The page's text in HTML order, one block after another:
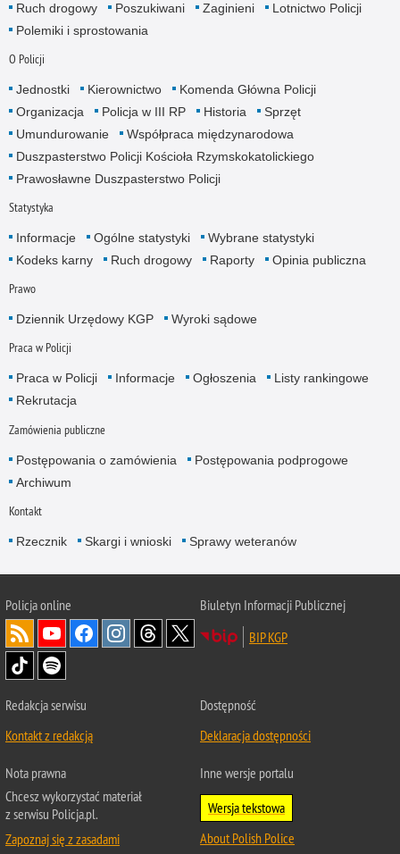
Ruch drogowy
Poszukiwani Zaginieni
Lotnictwo Policji
Polemiki i sprostowania
O Policji
Jednostki Kierownictwo
Komenda Główna Policji
Organizacja
Policja w III RP Historia
Sprzęt
Umundurowanie
Współpraca międzynarodowa
Duszpasterstwo Policji Kościoła Rzymskokatolickiego
Prawosławne Duszpasterstwo Policji
Statystyka
Informacje Ogólne statystyki
Wybrane statystyki
Kodeks karny
Ruch drogowy Raporty Opinia publiczna
Prawo
Dziennik Urzędowy KGP Wyroki sądowe
Praca w Policji
Praca w Policji Informacje Ogłoszenia
Listy rankingowe
Rekrutacja
Zamówienia publiczne
Postępowania o zamówienia
Postępowania podprogowe
Archiwum
Kontakt
Rzecznik Skargi i wnioski Sprawy weteranów
Policjaonline
Biuletyn Informacji Publicznej
BIP KGP
Redakcja serwisu
Kontakt z redakcją
Dostępność
Deklaracja dostępności
Nota prawna
Chcesz wykorzystać materiał
z serwisu Policja.pl.
Zapoznaj się z zasadami
Inne wersje portalu
Wersja tekstowa
About Polish Police